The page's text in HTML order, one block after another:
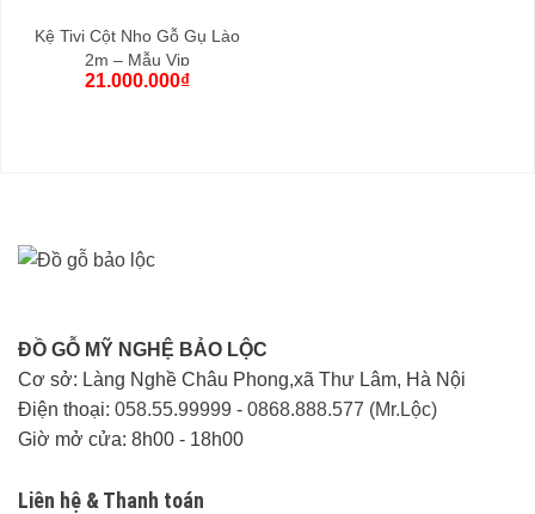
Kệ Tivi Cột Nho Gỗ Gụ Lào
2m – Mẫu Vip
21.000.000₫
ĐỒ GỖ MỸ NGHỆ BẢO LỘC
Cơ sở: Làng Nghề Châu Phong,xã Thư Lâm, Hà Nội
Điện thoại: 058.55.99999 - 0868.888.577 (Mr.Lộc)
Giờ mở cửa: 8h00 - 18h00
Liên hệ & Thanh toán